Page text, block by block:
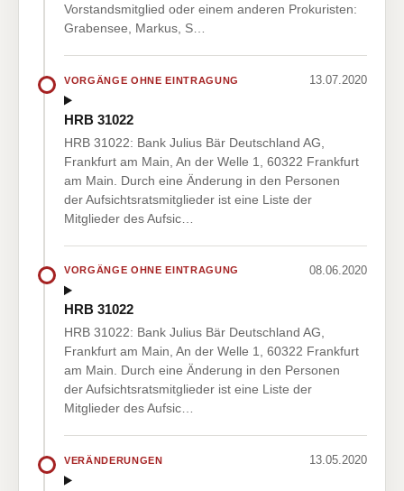
Vorstandsmitglied oder einem anderen Prokuristen:
Grabensee, Markus, S…
VORGÄNGE OHNE EINTRAGUNG 13.07.2020
HRB 31022
HRB 31022: Bank Julius Bär Deutschland AG,
Frankfurt am Main, An der Welle 1, 60322 Frankfurt
am Main. Durch eine Änderung in den Personen
der Aufsichtsratsmitglieder ist eine Liste der
Mitglieder des Aufsic…
VORGÄNGE OHNE EINTRAGUNG 08.06.2020
HRB 31022
HRB 31022: Bank Julius Bär Deutschland AG,
Frankfurt am Main, An der Welle 1, 60322 Frankfurt
am Main. Durch eine Änderung in den Personen
der Aufsichtsratsmitglieder ist eine Liste der
Mitglieder des Aufsic…
VERÄNDERUNGEN 13.05.2020